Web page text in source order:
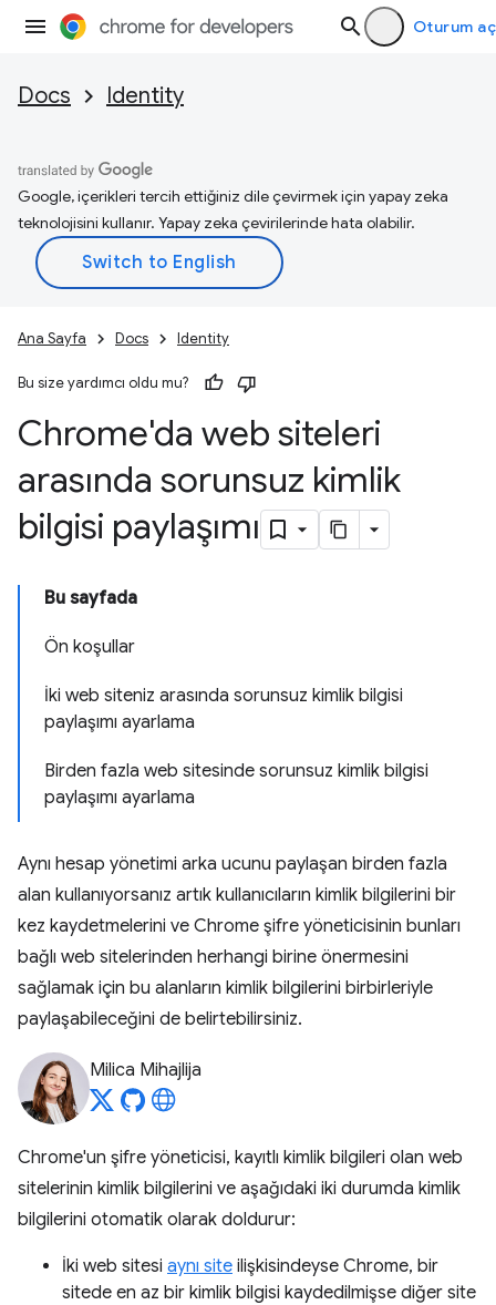
Oturum aç
Docs Identity
Google, içerikleri tercih ettiğiniz dile çevirmek için yapay zeka
teknolojisini kullanır. Yapay zeka çevirilerinde hata olabilir.
Ana Sayfa Docs Identity
Bu size yardımcı oldu mu?
Chrome'da web siteleri
arasında sorunsuz kimlik
bilgisi paylaşımı
Bu sayfada
Ön koşullar
İki web siteniz arasında sorunsuz kimlik bilgisi
paylaşımı ayarlama
Birden fazla web sitesinde sorunsuz kimlik bilgisi
paylaşımı ayarlama
Aynı hesap yönetimi arka ucunu paylaşan birden fazla
alan kullanıyorsanız artık kullanıcıların kimlik bilgilerini bir
kez kaydetmelerini ve Chrome şifre yöneticisinin bunları
bağlı web sitelerinden herhangi birine önermesini
sağlamak için bu alanların kimlik bilgilerini birbirleriyle
paylaşabileceğini de belirtebilirsiniz.
Milica Mihajlija
Chrome'un şifre yöneticisi, kayıtlı kimlik bilgileri olan web
sitelerinin kimlik bilgilerini ve aşağıdaki iki durumda kimlik
bilgilerini otomatik olarak doldurur:
İki web sitesi aynı site ilişkisindeyse Chrome, bir
sitede en az bir kimlik bilgisi kaydedilmişse diğer site